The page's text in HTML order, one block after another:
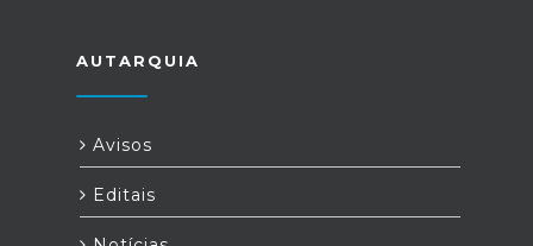
AUTARQUIA
Avisos
Editais